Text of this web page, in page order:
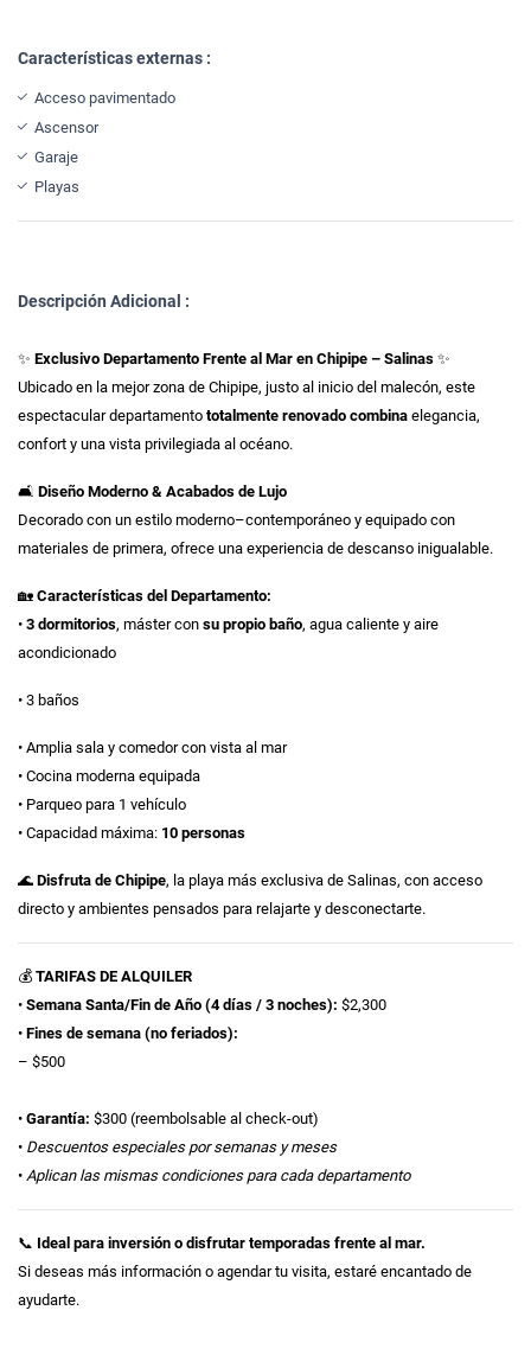
Características externas :
Acceso pavimentado
Ascensor
Garaje
Playas
Descripción Adicional :
✨ Exclusivo Departamento Frente al Mar en Chipipe – Salinas ✨
Ubicado en la mejor zona de Chipipe, justo al inicio del malecón, este
espectacular departamento totalmente renovado combina elegancia,
confort y una vista privilegiada al océano.
🛋️ Diseño Moderno & Acabados de Lujo
Decorado con un estilo moderno–contemporáneo y equipado con
materiales de primera, ofrece una experiencia de descanso inigualable.
🏡 Características del Departamento:
• 3 dormitorios, máster con su propio baño, agua caliente y aire
acondicionado
• 3 baños
• Amplia sala y comedor con vista al mar
• Cocina moderna equipada
• Parqueo para 1 vehículo
• Capacidad máxima: 10 personas
🌊 Disfruta de Chipipe, la playa más exclusiva de Salinas, con acceso
directo y ambientes pensados para relajarte y desconectarte.
💰 TARIFAS DE ALQUILER
• Semana Santa/Fin de Año (4 días / 3 noches): $2,300
• Fines de semana (no feriados):
– $500
• Garantía: $300 (reembolsable al check-out)
• Descuentos especiales por semanas y meses
• Aplican las mismas condiciones para cada departamento
📞 Ideal para inversión o disfrutar temporadas frente al mar.
Si deseas más información o agendar tu visita, estaré encantado de
ayudarte.